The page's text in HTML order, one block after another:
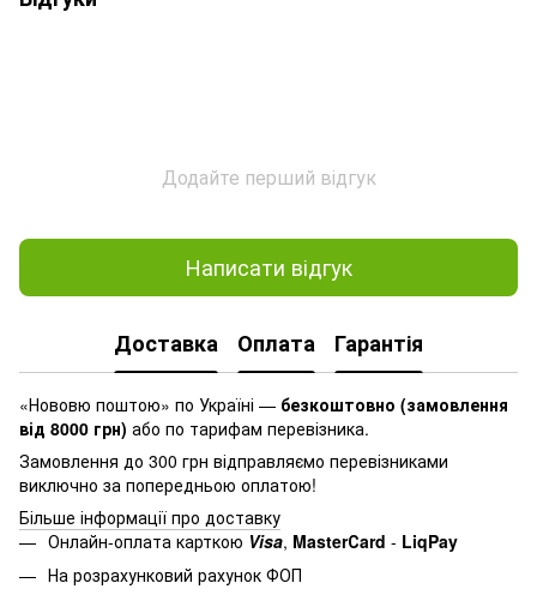
Додайте перший відгук
Написати відгук
Доставка Оплата Гарантія
«Нововю поштою» по Україні — безкоштовно (замовлення
від 8000 грн) або по тарифам перевізника.
Замовлення до 300 грн відправляємо перевізниками
виключно за попередньою оплатою!
Більше інформації про доставку
Онлайн-оплата карткою Visa, MasterСard - LiqPay
На розрахунковий рахунок ФОП